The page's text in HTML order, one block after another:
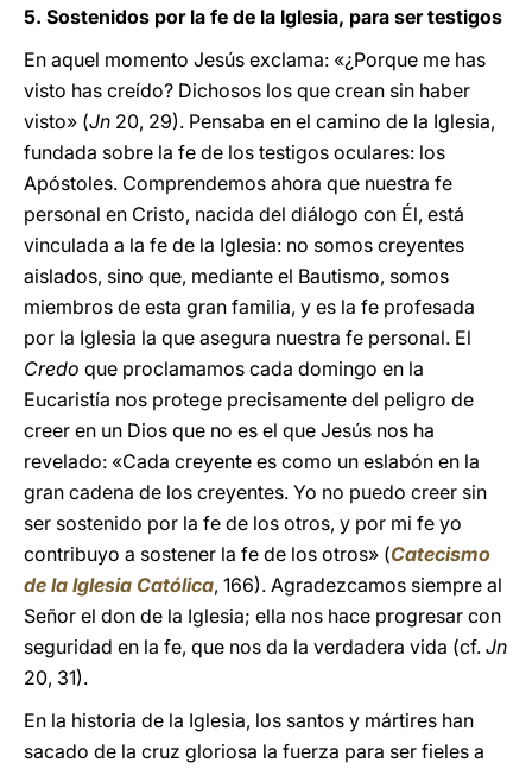
5. Sostenidos por la fe de la Iglesia, para ser testigos
En aquel momento Jesús exclama: «¿Porque me has
visto has creído? Dichosos los que crean sin haber
visto» (Jn 20, 29). Pensaba en el camino de la Iglesia,
fundada sobre la fe de los testigos oculares: los
Apóstoles. Comprendemos ahora que nuestra fe
personal en Cristo, nacida del diálogo con Él, está
vinculada a la fe de la Iglesia: no somos creyentes
aislados, sino que, mediante el Bautismo, somos
miembros de esta gran familia, y es la fe profesada
por la Iglesia la que asegura nuestra fe personal. El
Credo que proclamamos cada domingo en la
Eucaristía nos protege precisamente del peligro de
creer en un Dios que no es el que Jesús nos ha
revelado: «Cada creyente es como un eslabón en la
gran cadena de los creyentes. Yo no puedo creer sin
ser sostenido por la fe de los otros, y por mi fe yo
contribuyo a sostener la fe de los otros» (Catecismo
de la Iglesia Católica, 166). Agradezcamos siempre al
Señor el don de la Iglesia; ella nos hace progresar con
seguridad en la fe, que nos da la verdadera vida (cf. Jn
20, 31).
En la historia de la Iglesia, los santos y mártires han
sacado de la cruz gloriosa la fuerza para ser fieles a